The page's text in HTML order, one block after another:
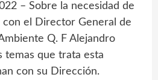
– Sobre la necesidad de
el Director General de
Q. F Alejandro
temas que trata esta
con su Dirección.